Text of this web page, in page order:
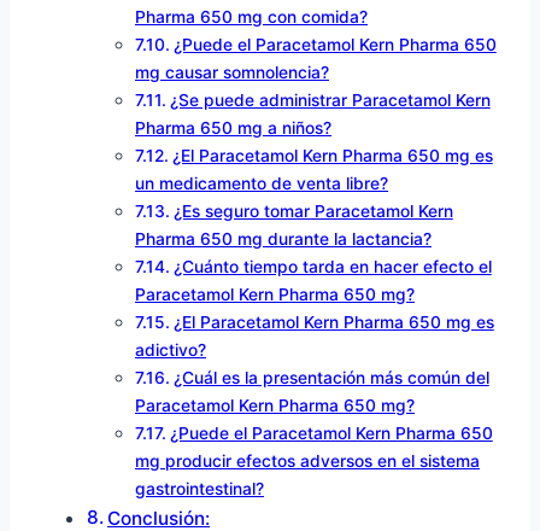
Pharma 650 mg con comida?
¿Puede el Paracetamol Kern Pharma 650
mg causar somnolencia?
¿Se puede administrar Paracetamol Kern
Pharma 650 mg a niños?
¿El Paracetamol Kern Pharma 650 mg es
un medicamento de venta libre?
¿Es seguro tomar Paracetamol Kern
Pharma 650 mg durante la lactancia?
¿Cuánto tiempo tarda en hacer efecto el
Paracetamol Kern Pharma 650 mg?
¿El Paracetamol Kern Pharma 650 mg es
adictivo?
¿Cuál es la presentación más común del
Paracetamol Kern Pharma 650 mg?
¿Puede el Paracetamol Kern Pharma 650
mg producir efectos adversos en el sistema
gastrointestinal?
Conclusión: